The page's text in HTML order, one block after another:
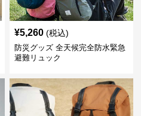
¥5,260 (税込)
防災グッズ 全天候完全防水緊急
避難リュック